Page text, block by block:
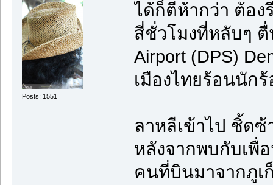
Posts: 1551
ได้ก็ตีห้ากว่า ต้อง
สี่ชั่วโมงที่หลับๆ
Airport (DPS)
เมืองไทยร้อนนัก
ลาหลีเข้าไป ชิ้ดซ้
หลังจากพบกับเพื่
คนที่บินมาจากภูเ